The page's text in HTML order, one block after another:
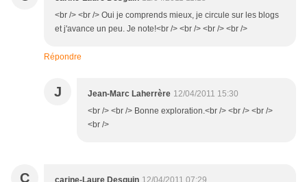
<br /> <br /> Oui je comprends mieux, je circule sur les blogs
et j'avance un peu. Je note!<br /> <br /> <br /> <br />
Répondre
J Jean-Marc Laherrère 12/04/2011 15:30
<br /> <br /> Bonne exploration.<br /> <br /> <br />
<br />
C carine-Laure Desguin 12/04/2011 07:29